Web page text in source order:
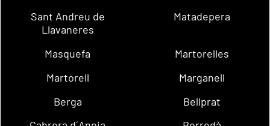
Sant Andreu de
Llavaneres
Matadepera
Masquefa
Martorelles
Martorell
Marganell
Berga
Bellprat